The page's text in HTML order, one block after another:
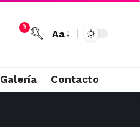
9
Aa
Galería Contacto